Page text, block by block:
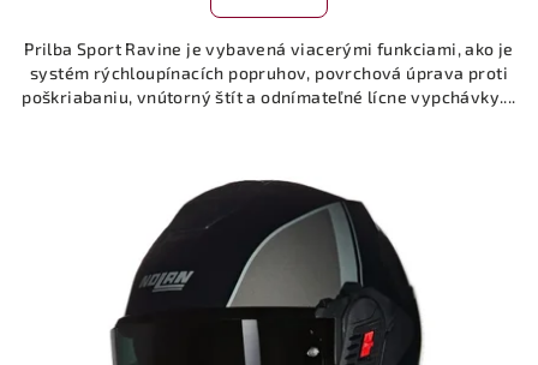
z
5
hviezdičiek.
Prilba Sport Ravine je vybavená viacerými funkciami, ako je
systém rýchloupínacích popruhov, povrchová úprava proti
poškriabaniu, vnútorný štít a odnímateľné lícne vypchávky....